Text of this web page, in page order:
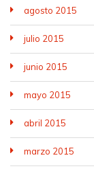
agosto 2015
julio 2015
junio 2015
mayo 2015
abril 2015
marzo 2015